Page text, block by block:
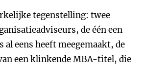
tegenstelling: twee
de één een
al eens heeft meegemaakt, de
een klinkende MBA-titel, die